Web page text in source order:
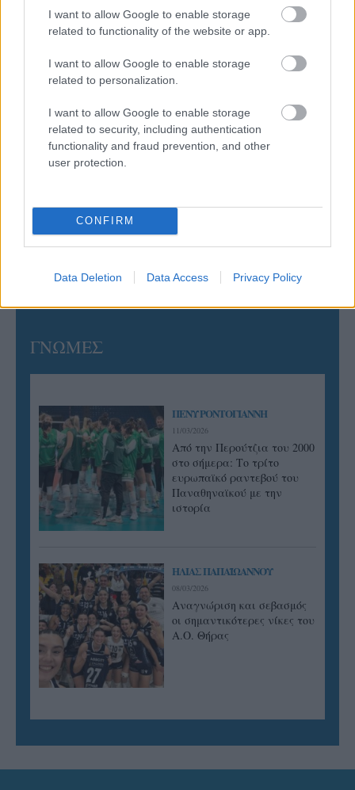
I want to allow Google to enable storage
related to functionality of the website or app.
I want to allow Google to enable storage
related to personalization.
I want to allow Google to enable storage
related to security, including authentication
functionality and fraud prevention, and other
user protection.
CONFIRM
Data Deletion Data Access Privacy Policy
Πρώτο δυνατό τεστ της Εθνικής Γυναικών επί ιταλικού
εδάφους με Σουηδία
05/08/2026
ανάστημά της ξανά στη Σαντορίνη
Η Πολωνία λύγισε τις ΗΠΑ στο τάι μπρέικ και
02/08/2026
Qidong Futures: Στην 3η θέση Ντάλλας, Χατζηνικολάου
ΓΝΩΜΕΣ
ΠΕΝΥ ΡΟΝΤΟΓΙΑΝΝΗ
11/03/2026
Από την Περούτζια του 2000
στο σήμερα: Tο τρίτο
ευρωπαϊκό ραντεβού του
Παναθηναϊκού με την
ιστορία
ΗΛΙΑΣ ΠΑΠΑΪΩΑΝΝΟΥ
08/03/2026
Αναγνώριση και σεβασμός
οι σημαντικότερες νίκες του
Α.Ο. Θήρας